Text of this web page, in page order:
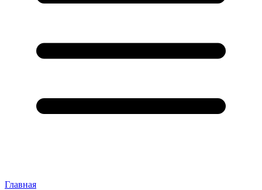
Главная